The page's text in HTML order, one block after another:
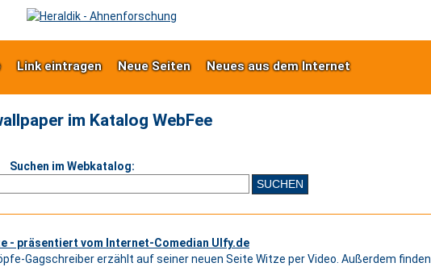
Link eintragen Neue Seiten Neues aus dem Internet
im Katalog WebFee
Suchen im Webkatalog:
- präsentiert vom Internet-Comedian Ulfy.de
Gagschreiber erzählt auf seiner neuen Seite Witze per Video. Außerdem finden